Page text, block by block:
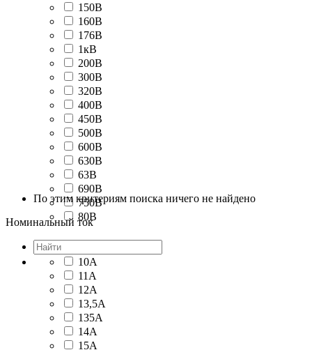
150В
160В
176В
1кВ
200В
300В
320В
400В
450В
500В
600В
630В
63В
690В
750В
80В
По этим критериям поиска ничего не найдено
Номинальный ток
10А
11А
12А
13,5А
135А
14А
15А